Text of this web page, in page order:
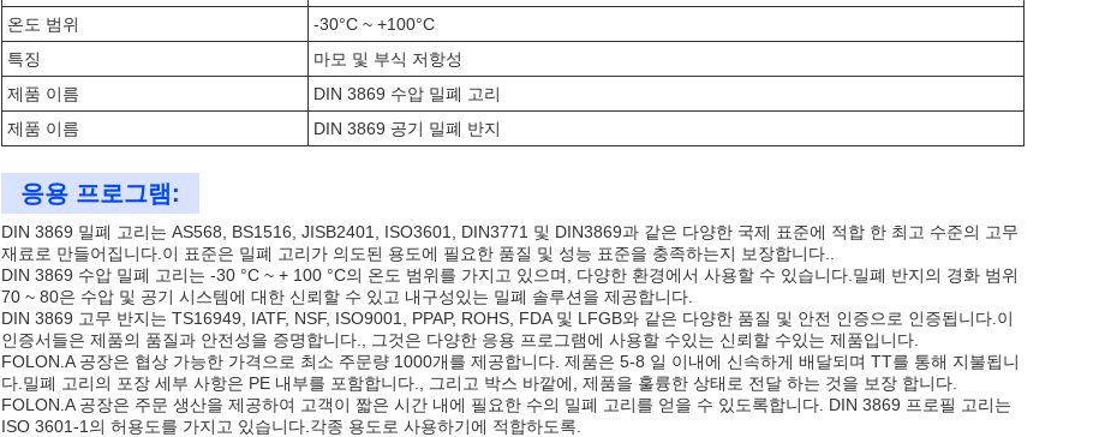
온도 범위
-30°C ~ +100°C
특징
마모 및 부식 저항성
제품 이름
DIN 3869 수압 밀폐 고리
제품 이름
DIN 3869 공기 밀폐 반지
응용 프로그램:
DIN 3869 밀폐 고리는 AS568, BS1516, JISB2401, ISO3601, DIN3771 및 DIN3869과 같은 다양한 국제 표준에 적합 한 최고 수준의 고무
재료로 만들어집니다.이 표준은 밀폐 고리가 의도된 용도에 필요한 품질 및 성능 표준을 충족하는지 보장합니다..
DIN 3869 수압 밀폐 고리는 -30 °C ~ + 100 °C의 온도 범위를 가지고 있으며, 다양한 환경에서 사용할 수 있습니다.밀폐 반지의 경화 범위
70 ~ 80은 수압 및 공기 시스템에 대한 신뢰할 수 있고 내구성있는 밀폐 솔루션을 제공합니다.
DIN 3869 고무 반지는 TS16949, IATF, NSF, ISO9001, PPAP, ROHS, FDA 및 LFGB와 같은 다양한 품질 및 안전 인증으로 인증됩니다.이
인증서들은 제품의 품질과 안전성을 증명합니다., 그것은 다양한 응용 프로그램에 사용할 수있는 신뢰할 수있는 제품입니다.
FOLON.A 공장은 협상 가능한 가격으로 최소 주문량 1000개를 제공합니다. 제품은 5-8 일 이내에 신속하게 배달되며 TT를 통해 지불됩니
다.밀폐 고리의 포장 세부 사항은 PE 내부를 포함합니다., 그리고 박스 바깥에, 제품을 훌륭한 상태로 전달 하는 것을 보장 합니다.
FOLON.A 공장은 주문 생산을 제공하여 고객이 짧은 시간 내에 필요한 수의 밀폐 고리를 얻을 수 있도록합니다. DIN 3869 프로필 고리는
ISO 3601-1의 허용도를 가지고 있습니다.각종 용도로 사용하기에 적합하도록.